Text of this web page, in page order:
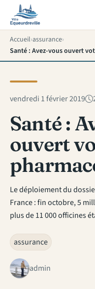
Accueil assurance
Santé : Avez-vous ouvert
vendredi 1 février 2019
Santé :
ouvert
Le déploiement du
France : fin octobre, 5
plus de 11 000 officines
assurance
admin